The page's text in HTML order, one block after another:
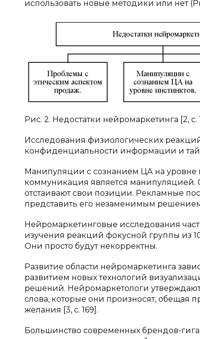
использовать новые методики или нет
Рис. 2. Недостатки нейромаркетинга [2, c.
Исследования физиологических
конфиденциальности информации и
Манипуляции с сознанием ЦА на уровне
коммуникация является манипуляцией.
отстаивают свои позиции. Рекламные
представить его незаменимым
Нейромаркетинговые исследования
изучения реакций фокусной группы из
Они просто будут некорректны.
Развитие области нейромаркетинга
развитием новых технологий
решений. Нейромаркетологи
слова, которые они произносят, обещая
желания [3, c. 169].
Большинство современных брендов-